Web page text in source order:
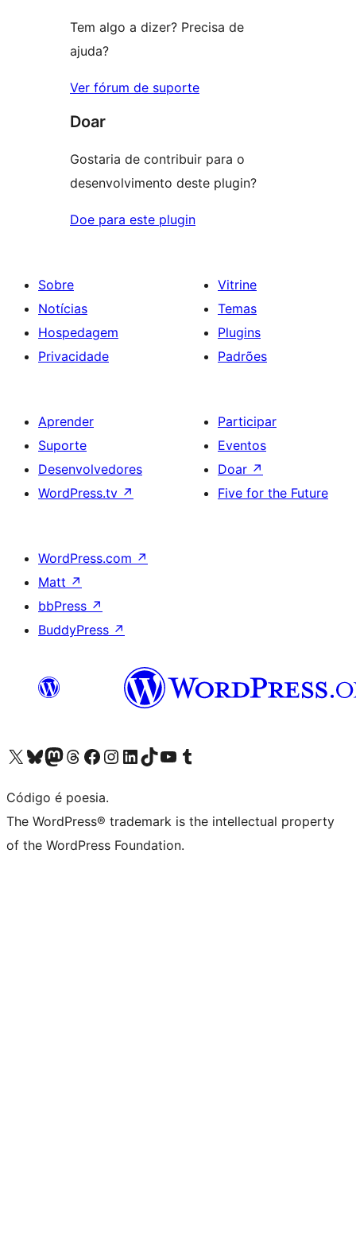
Tem algo a dizer? Precisa de
ajuda?
Ver fórum de suporte
Doar
Gostaria de contribuir para o
desenvolvimento deste plugin?
Doe para este plugin
Sobre
Notícias
Hospedagem
Privacidade
Vitrine
Temas
Plugins
Padrões
Aprender
Suporte
Desenvolvedores
WordPress.tv ↗
Participar
Eventos
Doar ↗
Five for the Future
WordPress.com ↗
Matt ↗
bbPress ↗
BuddyPress ↗
Acessar nossa conta do X (antigo Twitter)
Acessar nossa conta do Bluesky
Acessar nossa conta do Mastodon
Acessar nossa conta do Threads
Acessar nossa página do Facebook
Acessar nossa conta do Instagram
Acessar nossa conta do LinkedIn
Acessar nossa conta do TikTok
Acessar nosso canal do YouTube
Acessar nossa conta no Tumblr
Código é poesia.
The WordPress® trademark is the intellectual property
of the WordPress Foundation.